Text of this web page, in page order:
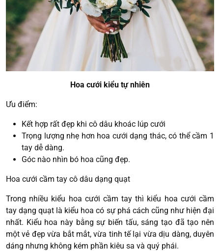
Hoa cưới kiểu tự nhiên
Ưu điểm:
Kết hợp rất đẹp khi cô dâu khoác lúp cưới
Trọng lượng nhẹ hơn hoa cưới dạng thác, có thể cầm 1
tay dễ dàng.
Góc nào nhìn bó hoa cũng đẹp.
Hoa cưới cầm tay cô dâu dạng quạt
Trong nhiều kiểu hoa cưới cầm tay thì kiểu hoa cưới cầm
tay dạng quạt là kiểu hoa có sự phá cách cũng như hiện đại
nhất. Kiểu hoa này bằng sự biến tấu, sáng tạo đã tạo nên
một vẻ đẹp vừa bắt mắt, vừa tinh tế lại vừa dịu dàng, duyên
dáng nhưng không kém phần kiêu sa và quý phái.